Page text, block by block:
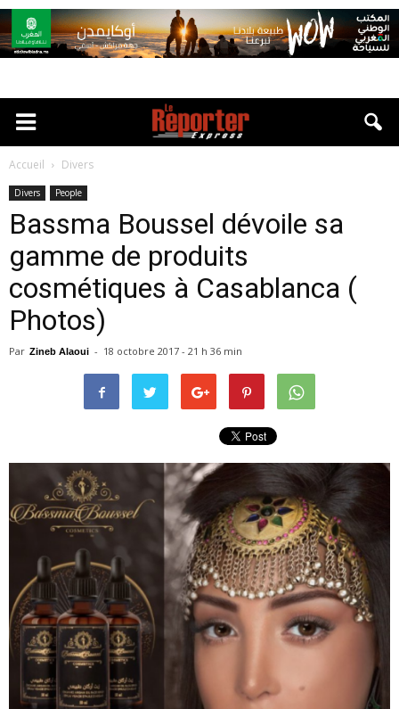
Accueil Divers
Divers People
Bassma Boussel dévoile sa
gamme de produits
cosmétiques à Casablanca (
Photos)
Par Zineb Alaoui - 18 octobre 2017 - 21 h 36 min